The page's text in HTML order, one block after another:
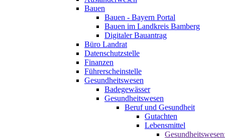
Bauen
Bauen - Bayern Portal
Bauen im Landkreis Bamberg
Digitaler Bauantrag
Büro Landrat
Datenschutzstelle
Finanzen
Führerscheinstelle
Gesundheitswesen
Badegewässer
Gesundheitswesen
Beruf und Gesundheit
Gutachten
Lebensmittel